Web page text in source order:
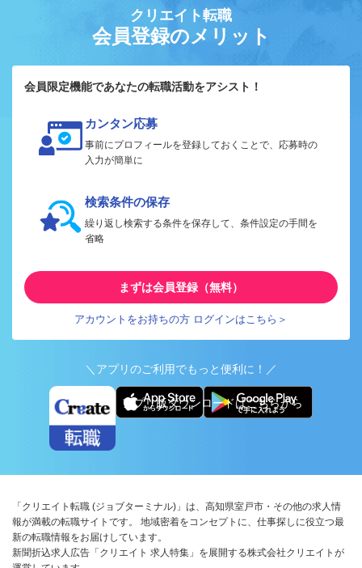
クリエイト転職
会員登録のメリット
会員限定機能であなたの転職活動をアシスト！
カンタン応募
事前にプロフィールを登録しておくことで、応募時の
入力が簡単に
検索条件の保存
繰り返し検索する条件を保存して、条件設定の手間を
省略
まずは会員登録（無料）
アカウントをお持ちの方 ログインはこちら＞
＼アプリのご利用でもっと便利に！／
アプリ版ダウンロードはこちらから
「クリエイト転職 (ジョブターミナル)」は、高知県室戸市・その他の求人情
報が満載の転職サイトです。 地域密着をコンセプトに、仕事探しに役立つ最
新の転職情報をお届けしています。
新聞折込求人広告「クリエイト 求人特集」を展開する株式会社クリエイトが